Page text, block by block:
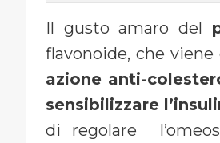
Il gusto amaro del
flavonoide, che
azione anti-
sensibilizzare
di regolare